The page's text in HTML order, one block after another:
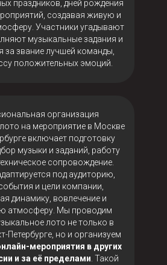
праздников, дней рождения
создавая живую и
Участники угадывают
музыкальные задания и
за звание лучшей команды,
положительных эмоций.
организация
на мероприятие в Москве
включает подготовку
музыки и заданий, работу
сопровождение.
под аудиторию,
и цели компании,
динамику, вовлечение и
атмосферу. Мы проводим
лото не только в
Петербурге, но и организуем
мероприятия в других
и за её пределами . Такой